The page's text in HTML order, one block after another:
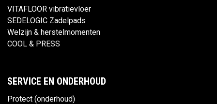
VITAFLOOR vibratievloer
SEDELOGIC Zadelpads
Welzijn & herstelmomenten
COOL & PRESS
SERVICE EN ONDERHOUD
Protect (onderhoud)